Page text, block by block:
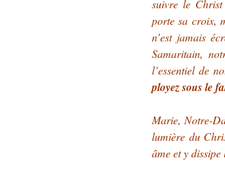
suivre le
porte sa croix,
n’est jamais
Samaritain,
l’essentiel de
ployez sous le
Marie, Notre-
lumière du
âme et y dissipe